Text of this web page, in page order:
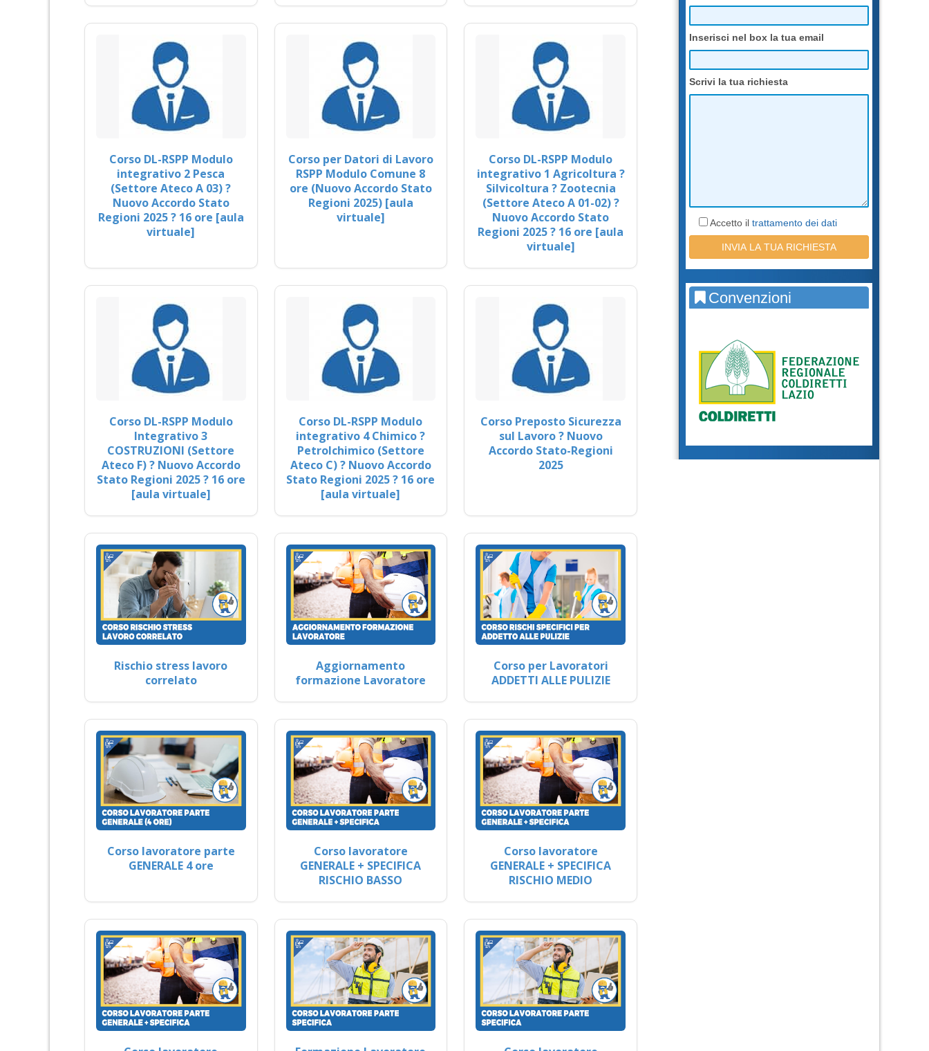
Corso DL-RSPP Modulo
integrativo 2 Pesca
(Settore Ateco A 03) ?
Nuovo Accordo Stato
Regioni 2025 ? 16 ore [aula
virtuale]
Corso per Datori di Lavoro
RSPP Modulo Comune 8
ore (Nuovo Accordo Stato
Regioni 2025) [aula
virtuale]
Corso DL-RSPP Modulo
integrativo 1 Agricoltura ?
Silvicoltura ? Zootecnia
(Settore Ateco A 01-02) ?
Nuovo Accordo Stato
Regioni 2025 ? 16 ore [aula
virtuale]
Corso DL-RSPP Modulo
Integrativo 3
COSTRUZIONI (Settore
Ateco F) ? Nuovo Accordo
Stato Regioni 2025 ? 16 ore
[aula virtuale]
Corso DL-RSPP Modulo
integrativo 4 Chimico ?
Petrolchimico (Settore
Ateco C) ? Nuovo Accordo
Stato Regioni 2025 ? 16 ore
[aula virtuale]
Corso Preposto Sicurezza
sul Lavoro ? Nuovo
Accordo Stato-Regioni
2025
Rischio stress lavoro
correlato
Aggiornamento
formazione Lavoratore
Corso per Lavoratori
ADDETTI ALLE PULIZIE
Corso lavoratore parte
GENERALE 4 ore
Corso lavoratore
GENERALE + SPECIFICA
RISCHIO BASSO
Corso lavoratore
GENERALE + SPECIFICA
RISCHIO MEDIO
Inserisci nel box la tua email
Scrivi la tua richiesta
Accetto il trattamento dei dati
Convenzioni